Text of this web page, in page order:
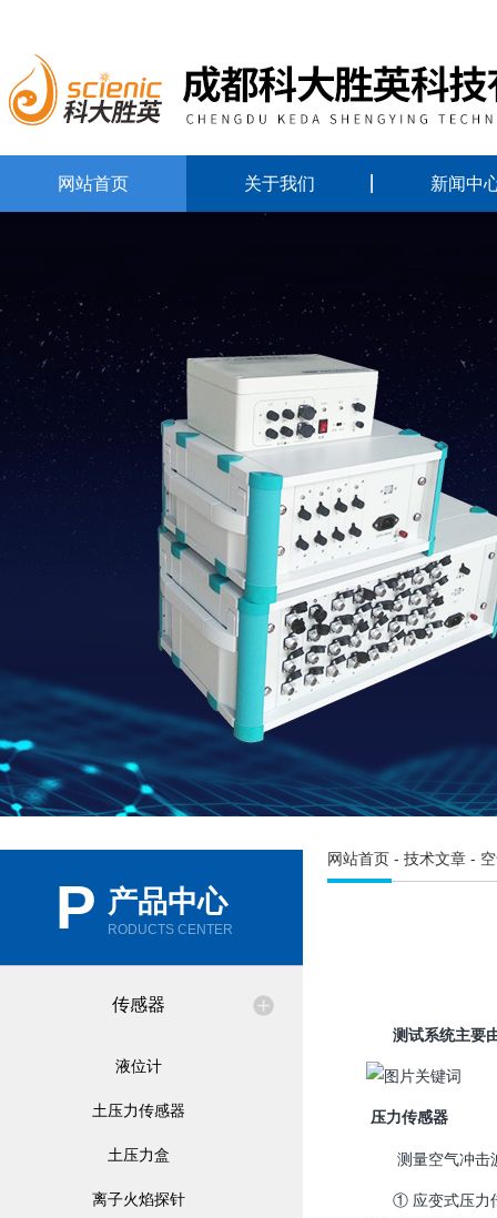
网站首页 关于我们 新闻中
P 产品中心
RODUCTS CENTER
传感器
液位计
土压力传感器
土压力盒
离子火焰探针
网站首页 - 技术文章 -
测试系统主要
压力传感器
测量空气冲击波
① 应变式压力传